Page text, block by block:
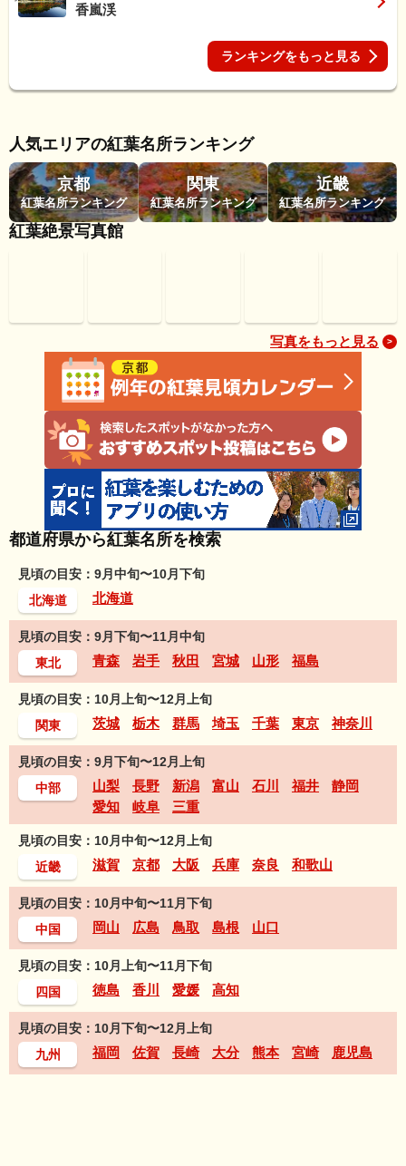
香嵐渓
ランキングをもっと見る
人気エリアの紅葉名所ランキング
京都
紅葉名所ランキング
関東
紅葉名所ランキング
近畿
紅葉名所ランキング
紅葉絶景写真館
写真をもっと見る
都道府県から紅葉名所を検索
見頃の目安：9月中旬〜10月下旬
北海道
北海道
見頃の目安：9月下旬〜11月中旬
東北
青森 岩手 秋田 宮城 山形 福島
見頃の目安：10月上旬〜12月上旬
関東
茨城 栃木 群馬 埼玉 千葉 東京 神奈川
見頃の目安：9月下旬〜12月上旬
中部
山梨 長野 新潟 富山 石川 福井
静岡
愛知
岐阜 三重
見頃の目安：10月中旬〜12月上旬
近畿
滋賀 京都 大阪 兵庫 奈良 和歌山
見頃の目安：10月中旬〜11月下旬
中国
岡山 広島 鳥取 島根 山口
見頃の目安：10月上旬〜11月下旬
四国
徳島 香川 愛媛 高知
見頃の目安：10月下旬〜12月上旬
九州
福岡 佐賀 長崎 大分 熊本 宮崎 鹿児島